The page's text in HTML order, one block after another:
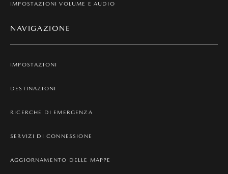
IMPOSTAZIONI VOLUME E AUDIO
NAVIGAZIONE
IMPOSTAZIONI
DESTINAZIONI
RICERCHE DI EMERGENZA
SERVIZI DI CONNESSIONE
AGGIORNAMENTO DELLE MAPPE